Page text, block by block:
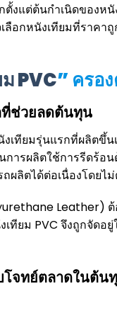
งแต่ต้นกำเนิดของห
ลือกหนังเทียมที่ราค
PVC” ครอ
ที่ช่วยลดต้นทุน
งเทียมรุ่นแรกที่ผลิต
การผลิตใช้การรีดร้
ผลิตได้ต่อเนื่องโดยไ
Leather) ต้
ทียม PVC จึงถูกจัดอ
โจทย์ตลาดในต้น